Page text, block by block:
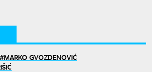
MARKO GVOZDENOVIĆ